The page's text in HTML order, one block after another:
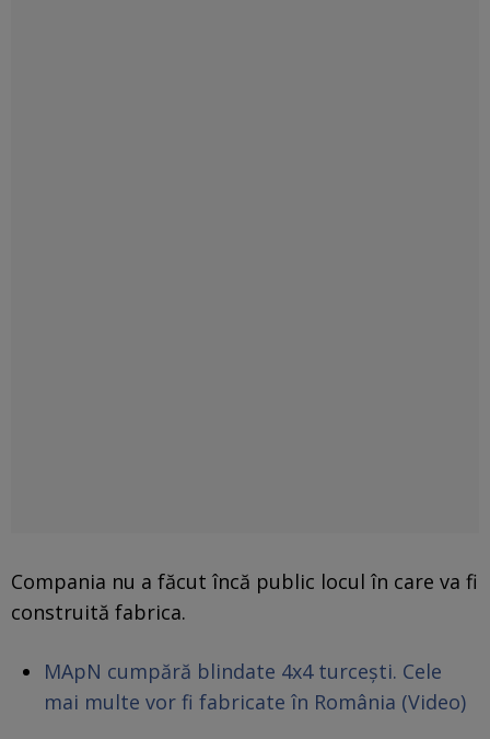
Compania nu a făcut încă public locul în care va fi
construită fabrica.
MApN cumpără blindate 4x4 turcești. Cele
mai multe vor fi fabricate în România (Video)